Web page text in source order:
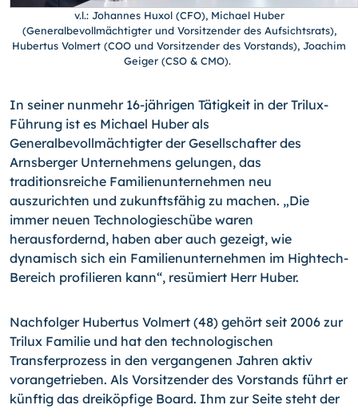
v.l.: Johannes Huxol (CFO), Michael Huber
(Generalbevollmächtigter und Vorsitzender des Aufsichtsrats),
Hubertus Volmert (COO und Vorsitzender des Vorstands), Joachim
Geiger (CSO & CMO).
In seiner nunmehr 16-jährigen Tätigkeit in der Trilux-
Führung ist es Michael Huber als
Generalbevollmächtigter der Gesellschafter des
Arnsberger Unternehmens gelungen, das
traditionsreiche Familienunternehmen neu
auszurichten und zukunftsfähig zu machen. „Die
immer neuen Technologieschübe waren
herausfordernd, haben aber auch gezeigt, wie
dynamisch sich ein Familienunternehmen im Hightech-
Bereich profilieren kann“, resümiert Herr Huber.
Nachfolger Hubertus Volmert (48) gehört seit 2006 zur
Trilux Familie und hat den technologischen
Transferprozess in den vergangenen Jahren aktiv
vorangetrieben. Als Vorsitzender des Vorstands führt er
künftig das dreiköpfige Board. Ihm zur Seite steht der